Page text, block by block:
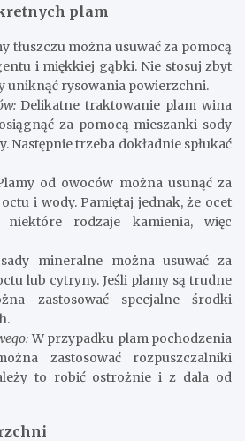
plam
tłuszczu można usuwać za pomocą
i miękkiej gąbki. Nie stosuj zbyt
uniknąć rysowania powierzchni.
Delikatne traktowanie plam wina
za pomocą mieszanki sody
Następnie trzeba dokładnie spłukać
od owoców można usunąć za
i wody. Pamiętaj jednak, że ocet
niektóre rodzaje kamienia, więc
mineralne można usuwać za
lub cytryny. Jeśli plamy są trudne
zastosować specjalne środki
W przypadku plam pochodzenia
zastosować rozpuszczalniki
to robić ostrożnie i z dala od